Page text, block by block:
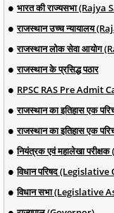
भारत की राज्यसभा
राजस्थान उच्च न्यायालय
राजस्थान लोक सेवा आयोग
राजस्थान के प्रसिद्ध पठार
RPSC RAS Pre Admit
राजस्थान का इतिहास एक
राजस्थान का इतिहास एक
नियंत्रक एवं महालेखा परीक्षक
विधान परिषद
विधान सभा (Legislative